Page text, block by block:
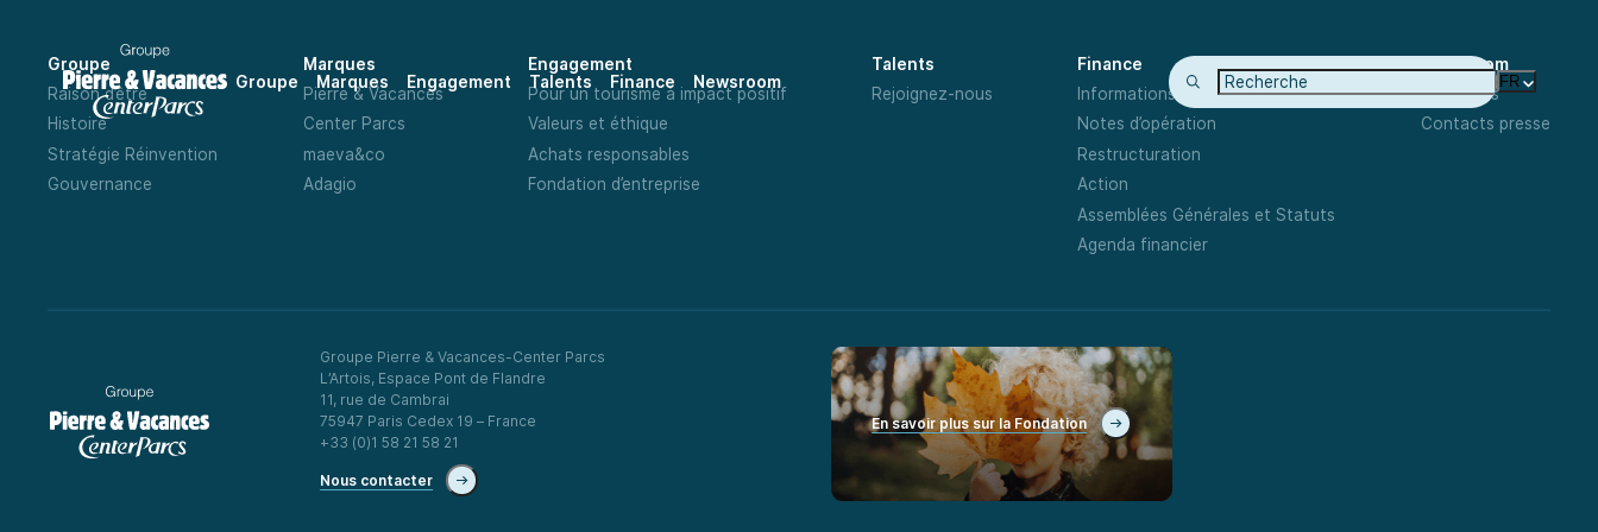
Groupe Marques Engagement Talents Finance Newsroom FR
Groupe
Raison d’être
Histoire
Stratégie Réinvention
Gouvernance
Marques
Pierre & Vacances
Center Parcs
maeva&co
Adagio
Engagement
Pour un tourisme à impact positif
Valeurs et éthique
Achats responsables
Fondation d’entreprise
Talents
Rejoignez-nous
Finance
Informations Financières
Notes d’opération
Restructuration
Action
Assemblées Générales et Statuts
Agenda financier
Newsroom
Actualités
Contacts presse
Groupe Pierre & Vacances-Center Parcs
L’Artois, Espace Pont de Flandre
11, rue de Cambrai
75947 Paris Cedex 19 – France
+33 (0)1 58 21 58 21
Nous contacter
En savoir plus sur la Fondation